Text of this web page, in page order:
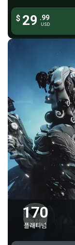
$ 29 .99
USD
펜
럼
토
프라
스
하이
가우
그렌
지금 구매하세요
170
플래티넘